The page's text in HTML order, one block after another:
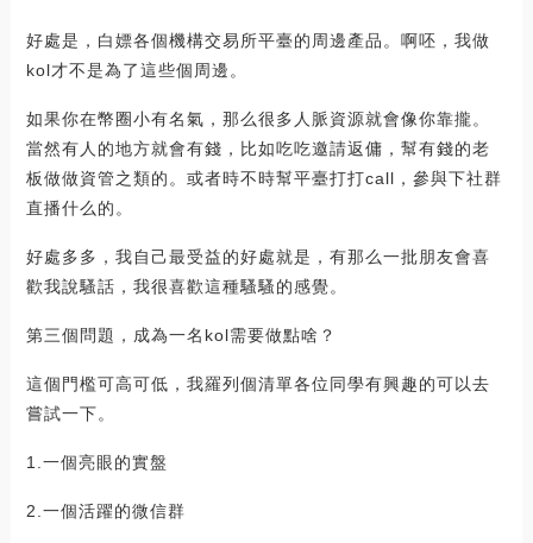
好處是，白嫖各個機構交易所平臺的周邊產品。啊呸，我做
kol才不是為了這些個周邊。
如果你在幣圈小有名氣，那么很多人脈資源就會像你靠攏。
當然有人的地方就會有錢，比如吃吃邀請返傭，幫有錢的老
板做做資管之類的。或者時不時幫平臺打打call，參與下社群
直播什么的。
好處多多，我自己最受益的好處就是，有那么一批朋友會喜
歡我說騷話，我很喜歡這種騷騷的感覺。
第三個問題，成為一名kol需要做點啥？
這個門檻可高可低，我羅列個清單各位同學有興趣的可以去
嘗試一下。
1.一個亮眼的實盤
2.一個活躍的微信群